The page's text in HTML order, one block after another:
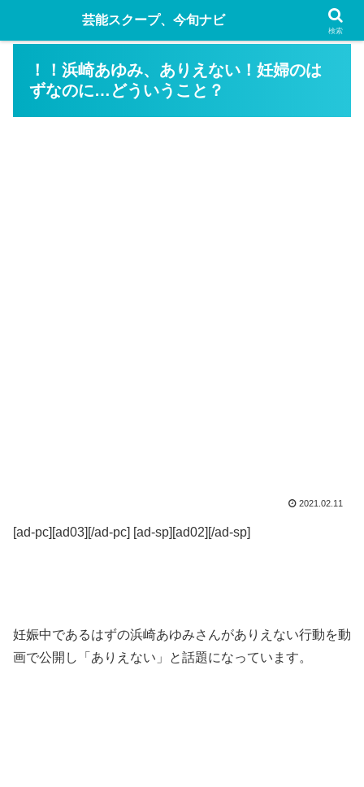
！！浜崎あゆみ、ありえない！妊婦のは
ずなのに…どういうこと？
2021.02.11
[ad-pc][ad03][/ad-pc] [ad-sp][ad02][/ad-sp]
妊娠中であるはずの浜崎あゆみさんがありえない行動を動
画で公開し「ありえない」と話題になっています。
芸能スクープ、今旬ナビ
検索